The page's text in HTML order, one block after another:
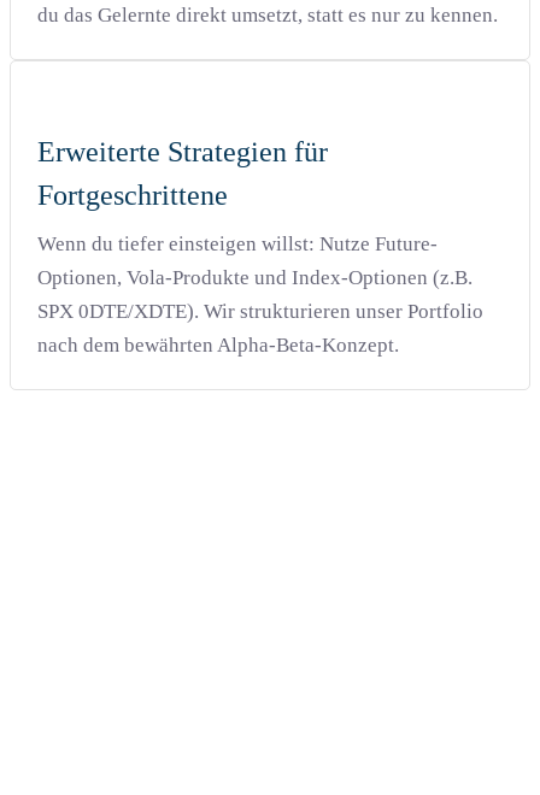
du das Gelernte direkt umsetzt, statt es nur zu kennen.
Erweiterte Strategien für
Fortgeschrittene
Wenn du tiefer einsteigen willst: Nutze Future-
Optionen, Vola-Produkte und Index-Optionen (z.B.
SPX 0DTE/XDTE). Wir strukturieren unser Portfolio
nach dem bewährten Alpha-Beta-Konzept.